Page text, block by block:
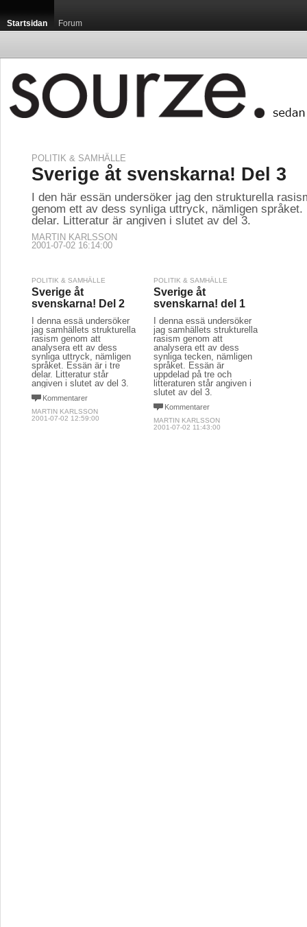
Startsidan Forum
POLITIK & SAMHÄLLE
Sverige åt svenskarna! Del 3
I den här essän undersöker jag den strukturella
genom ett av dess synliga uttryck, nämligen
delar. Litteratur är angiven i slutet av del 3.
MARTIN KARLSSON
2001-07-02 16:14:00
POLITIK & SAMHÄLLE
Sverige åt
svenskarna! Del 2
I denna essä undersöker
jag samhällets strukturella
rasism genom att
analysera ett av dess
synliga uttryck, nämligen
språket. Essän är i tre
delar. Litteratur står
angiven i slutet av del 3.
Kommentarer
MARTIN KARLSSON
2001-07-02 12:59:00
POLITIK & SAMHÄLLE
Sverige åt
svenskarna! del 1
I denna essä undersöker
jag samhällets strukturella
rasism genom att
analysera ett av dess
synliga tecken, nämligen
språket. Essän är
uppdelad på tre och
litteraturen står angiven i
slutet av del 3.
Kommentarer
MARTIN KARLSSON
2001-07-02 11:43:00